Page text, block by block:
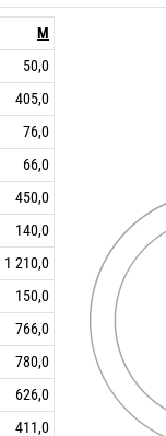
M
50,0
405,0
76,0
66,0
450,0
140,0
1 210,0
150,0
766,0
780,0
626,0
411,0